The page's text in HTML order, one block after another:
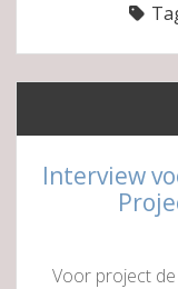
Interview
Voor project